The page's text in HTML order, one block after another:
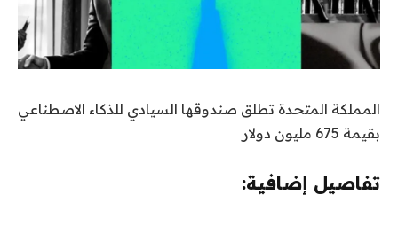
المملكة المتحدة تطلق صندوقها السيادي للذكاء الاصطناعي
بقيمة 675 مليون دولار
تفاصيل إضافية: